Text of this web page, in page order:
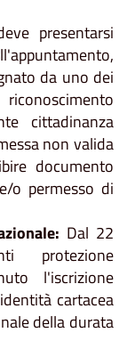
presentarsi
da uno dei
cittadinanza
non valida
documento
o permesso di
Dal 22
protezione
l'iscrizione
cartacea
della durata